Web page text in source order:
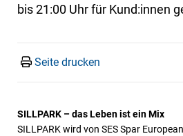
bis 21:00 Uhr für Kund:innen
Seite drucken
SILLPARK – das Leben ist ein Mix
SILLPARK wird von SES Spar